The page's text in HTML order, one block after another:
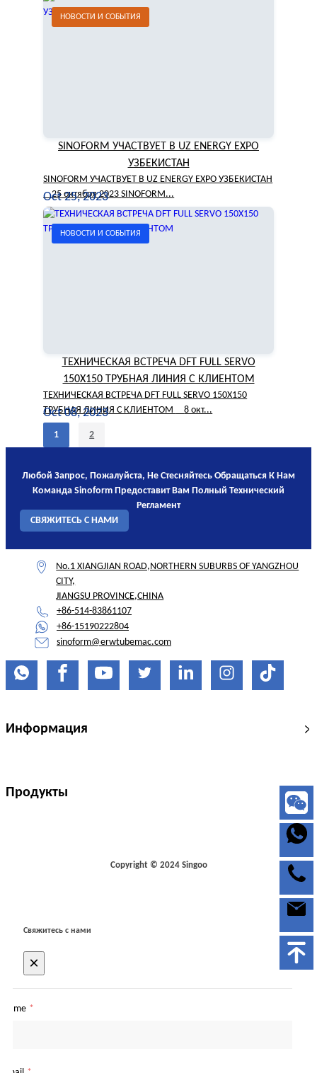
НОВОСТИ И СОБЫТИЯ
SINOFORM УЧАСТВУЕТ В UZ ENERGY EXPO
УЗБЕКИСТАН
SINOFORM УЧАСТВУЕТ В UZ ENERGY EXPO УЗБЕКИСТАН
25 октября 2023 SINOFORM...
Oct 25, 2023
НОВОСТИ И СОБЫТИЯ
ТЕХНИЧЕСКАЯ ВСТРЕЧА DFT FULL SERVO
150X150 ТРУБНАЯ ЛИНИЯ С КЛИЕНТОМ
ТЕХНИЧЕСКАЯ ВСТРЕЧА DFT FULL SERVO 150X150
ТРУБНАЯ ЛИНИЯ С КЛИЕНТОМ 8 окт...
Oct 08, 2023
1 2
Любой Запрос, Пожалуйста, Не Стесняйтесь Обращаться К Нам
Команда Sinoform Предоставит Вам Полный Технический
Регламент
СВЯЖИТЕСЬ С НАМИ
No.1 XIANGJIAN ROAD,NORTHERN SUBURBS OF YANGZHOU
CITY,
JIANGSU PROVINCE,CHINA
+86-514-83861107
+86-15190222804
sinoform@erwtubemac.com
Информация
Продукты
Copyright © 2024 Singoo
Свяжитесь с нами
×
Name *